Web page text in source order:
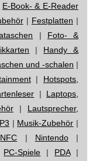
E-Book- & E-Reader
| Festplatten |
| Foto- &
| Handy &
und -schalen |
| Hotspots,
| Laptops,
| Lautsprecher,
| Musik-Zubehör |
NFC | Nintendo|
PC-Spiele | PDA|